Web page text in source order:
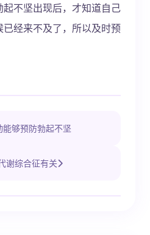
不坚出现后，才知道自己
经来不及了，所以及时预
能够预防勃起不坚
谢综合征有关